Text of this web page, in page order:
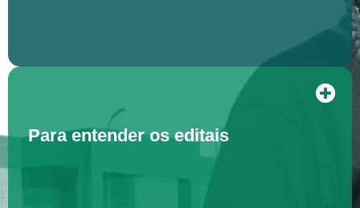
Para entender os editais